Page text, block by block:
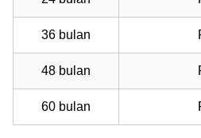
36 bulan
48 bulan
60 bulan